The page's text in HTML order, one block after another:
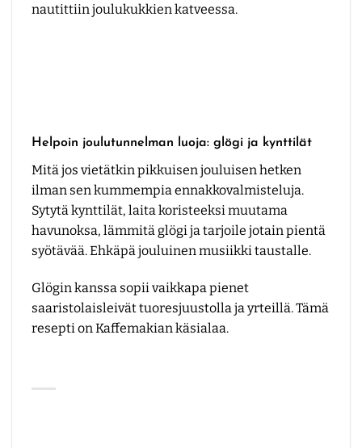
nautittiin joulukukkien katveessa.
Helpoin joulutunnelman luoja: glögi ja kynttilät
Mitä jos vietätkin pikkuisen jouluisen hetken
ilman sen kummempia ennakkovalmisteluja.
Sytytä kynttilät, laita koristeeksi muutama
havunoksa, lämmitä glögi ja tarjoile jotain pientä
syötävää. Ehkäpä jouluinen musiikki taustalle.
Glögin kanssa sopii vaikkapa pienet
saaristolaisleivät tuoresjuustolla ja yrteillä. Tämä
resepti on Kaffemakian käsialaa.